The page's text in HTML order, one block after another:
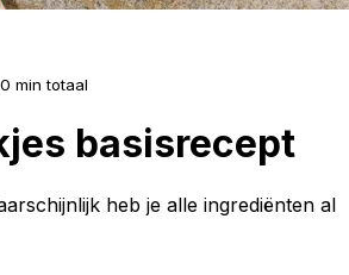
min totaal
basisrecept
heb je alle ingrediënten al